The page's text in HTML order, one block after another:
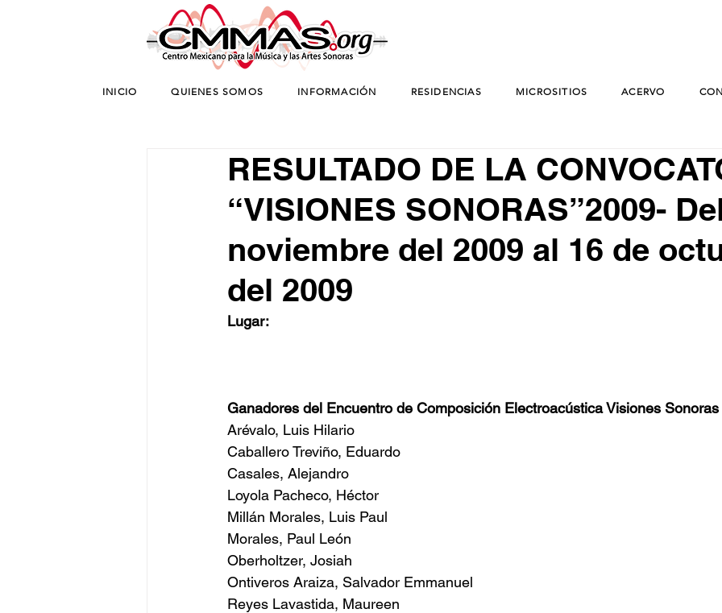
INICIO QUIENES SOMOS INFORMACIÓN RESIDENCIAS MICROSITIOS ACERVO
RESULTADO DE LA
“VISIONES SONORAS”2009-
noviembre del 2009 al 16 de
del 2009
Lugar:
Ganadores del Encuentro de Composición Electroacústica Visiones
Arévalo, Luis Hilario
Caballero Treviño, Eduardo
Casales, Alejandro
Loyola Pacheco, Héctor
Millán Morales, Luis Paul
Morales, Paul León
Oberholtzer, Josiah
Ontiveros Araiza, Salvador Emmanuel
Reyes Lavastida, Maureen